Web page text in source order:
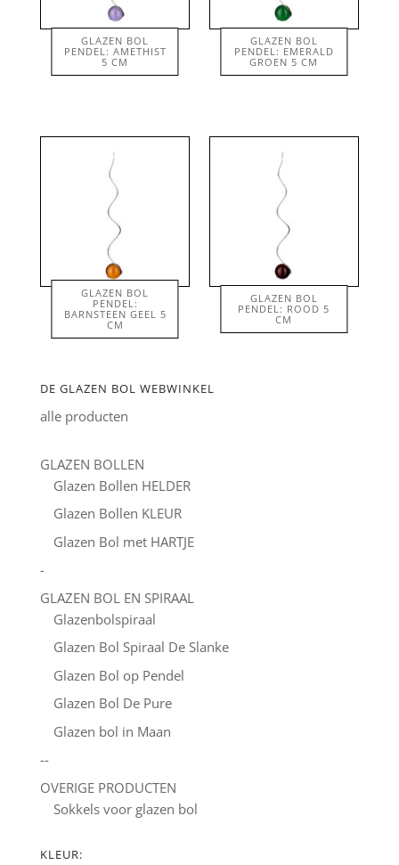
GLAZEN BOL
PENDEL: AMETHIST
5 CM
€48.50
GLAZEN BOL
PENDEL: EMERALD
GROEN 5 CM
€48.50
GLAZEN BOL
PENDEL:
BARNSTEEN GEEL 5
CM
€48.50
GLAZEN BOL
PENDEL: ROOD 5
CM
48.50
DE GLAZEN BOL WEBWINKEL
alle producten
GLAZEN BOLLEN
Glazen Bollen HELDER
Glazen Bollen KLEUR
Glazen Bol met HARTJE
-
GLAZEN BOL EN SPIRAAL
Glazenbolspiraal
Glazen Bol Spiraal De Slanke
Glazen Bol op Pendel
Glazen Bol De Pure
Glazen bol in Maan
--
OVERIGE PRODUCTEN
Sokkels voor glazen bol
KLEUR: